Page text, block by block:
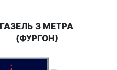
ГАЗЕЛЬ 3 МЕТРА
(ФУРГОН)